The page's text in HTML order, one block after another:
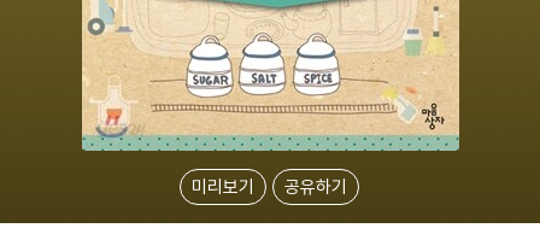
미리보기 공유하기